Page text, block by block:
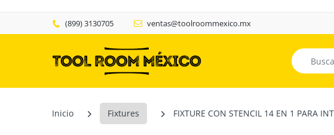
(899) 3130705 ventas@toolroommexico.mx
Inicio Fixtures FIXTURE CON STENCIL 14 EN 1 PARA